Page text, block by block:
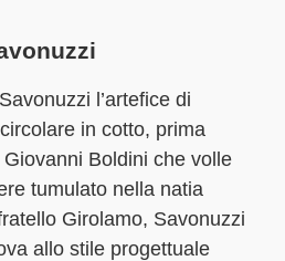
l’artefice di
in cotto, prima
Boldini che volle
tumulato nella natia
Girolamo, Savonuzzi
allo stile progettuale